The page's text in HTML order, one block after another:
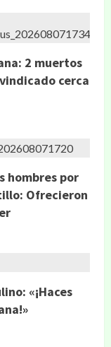
2 muertos
cerca
hombres por
Ofrecieron
«¡Haces